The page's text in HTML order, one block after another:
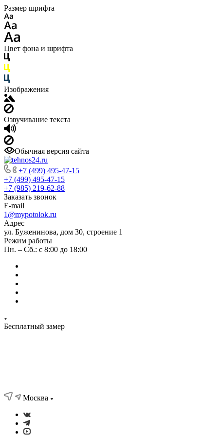
Размер шрифта
Цвет фона и шрифта
Изображения
Озвучивание текста
Обычная версия сайта
+7 (499) 495-47-15
+7 (499) 495-47-15
+7 (985) 219-62-88
Заказать звонок
E-mail
1@mypotolok.ru
Адрес
ул. Буженинова, дом 30, строение 1
Режим работы
Пн. – Сб.: с 8:00 до 18:00
Бесплатный замер
Москва